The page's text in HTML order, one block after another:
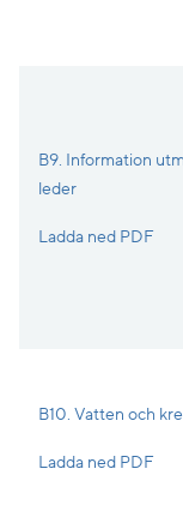
B9. Information
leder
Ladda ned PDF
B10. Vatten och
Ladda ned PDF